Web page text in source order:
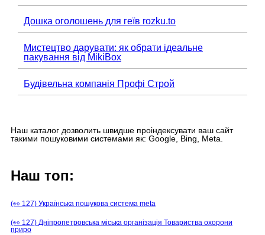
Дошка оголошень для геїв rozku.to
Мистецтво дарувати: як обрати ідеальне
пакування від MikiBox
Будівельна компанія Профі Строй
Наш каталог дозволить швидше проіндексувати ваш сайт
такими пошуковими системами як: Google, Bing, Meta.
Наш топ:
(👀 127) Українська пошукова система meta
(👀 127) Дніпропетровська міська організація Товариства охорони
приро